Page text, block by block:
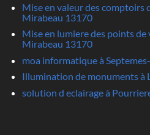
Mise en valeur des comptoirs
Mirabeau 13170
Mise en lumiere des points de
Mirabeau 13170
moa informatique à
Illumination de monuments à
solution d eclairage à